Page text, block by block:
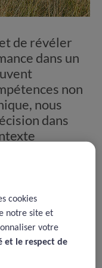
de révéler
dans un
non
nous
dans
cookies
notre site et
votre
et le respect de